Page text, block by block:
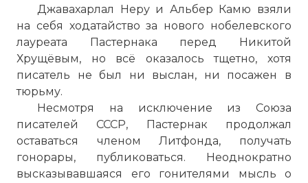
Джавахарлал Неру и Альбер Камю взяли
на себя ходатайство за нового нобелевского
лауреата Пастернака перед Никитой
Хрущёвым, но всё оказалось тщетно, хотя
писатель не был ни выслан, ни посажен в
тюрьму.
Несмотря на исключение из Союза
писателей СССР, Пастернак продолжал
оставаться членом Литфонда, получать
гонорары, публиковаться. Неоднократно
высказывавшаяся его гонителями мысль о
Вернуться в статью:
Борис Пастернак стал
литературе